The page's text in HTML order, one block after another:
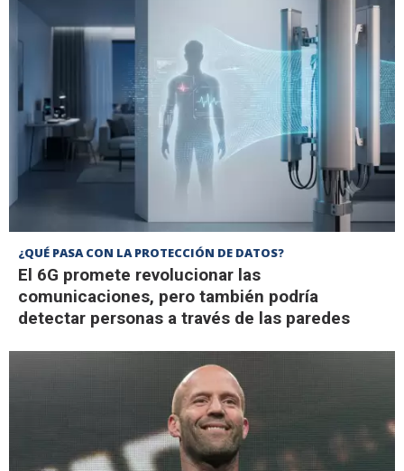
¿QUÉ PASA CON LA PROTECCIÓN DE DATOS?
El 6G promete revolucionar las
comunicaciones, pero también podría
detectar personas a través de las paredes